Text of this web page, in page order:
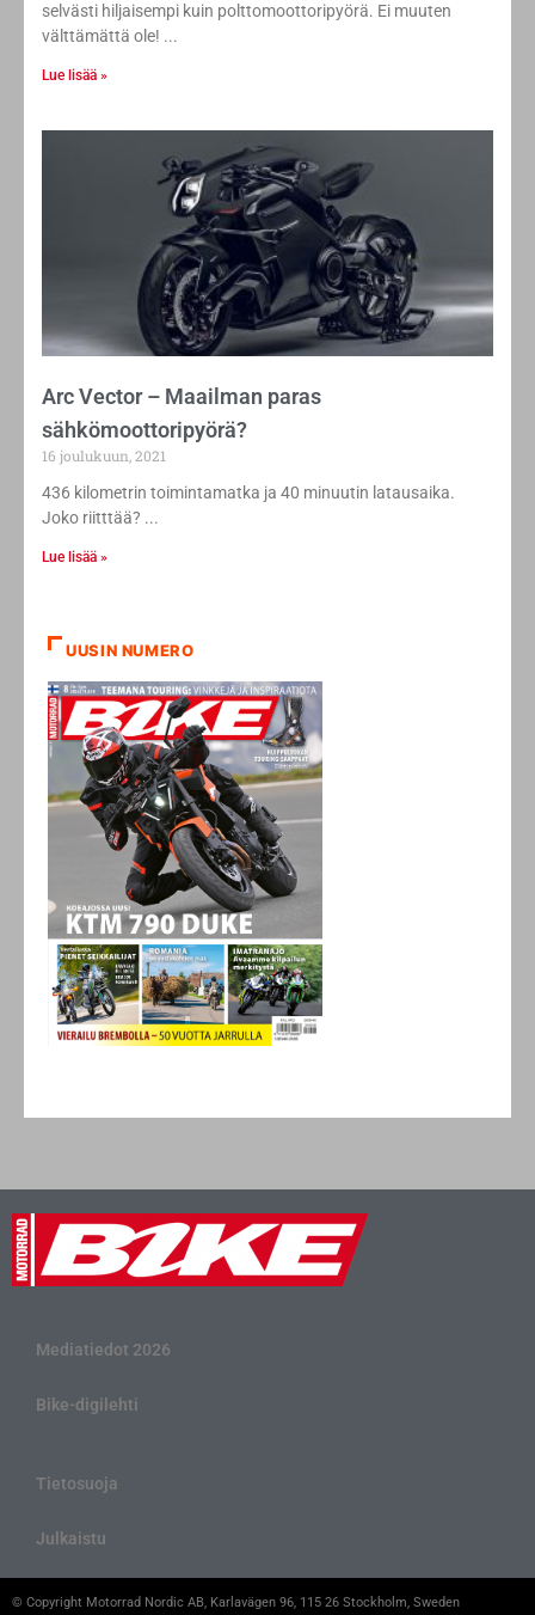
selvästi hiljaisempi kuin polttomoottoripyörä. Ei muuten
välttämättä ole!
Lue lisää »
Arc Vector – Maailman paras
sähkömoottoripyörä?
16 joulukuun, 2021
436 kilometrin toimintamatka ja 40 minuutin latausaika.
Joko riitttää?
Lue lisää »
UUSIN NUMERO
Mediatiedot 2026
Bike-digilehti
Tietosuoja
Julkaistu
© Copyright Motorrad Nordic AB, Karlavägen 96, 115 26 Stockholm, Sweden